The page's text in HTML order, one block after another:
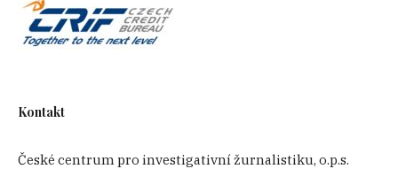
Kontakt
České centrum pro investigativní žurnalistiku, o.p.s.